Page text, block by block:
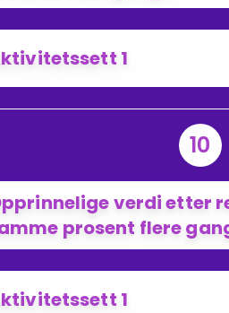
1
10
verdi etter
prosent flere
1